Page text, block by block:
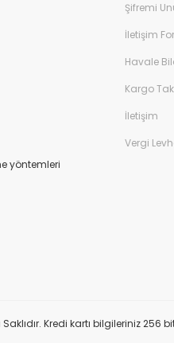
Şifremi
İletişim
Havale
Kargo
İletişim
Vergi
Kredi kartı bilgileriniz 256